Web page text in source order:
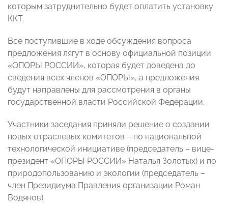
которым затруднительно будет оплатить установку
ККТ.
Все поступившие в ходе обсуждения вопроса
предложения лягут в основу официальной позиции
«ОПОРЫ РОССИИ», которая будет доведена до
сведения всех членов «ОПОРЫ», а предложения
будут направлены для рассмотрения в органы
государственной власти Российской Федерации.
Участники заседания приняли решение о создании
новых отраслевых комитетов – по национальной
технологической инициативе (председатель – вице-
президент «ОПОРЫ РОССИИ» Наталья Золотых) и по
природопользованию и экологии (председатель –
член Президиума Правления организации Роман
Водянов).